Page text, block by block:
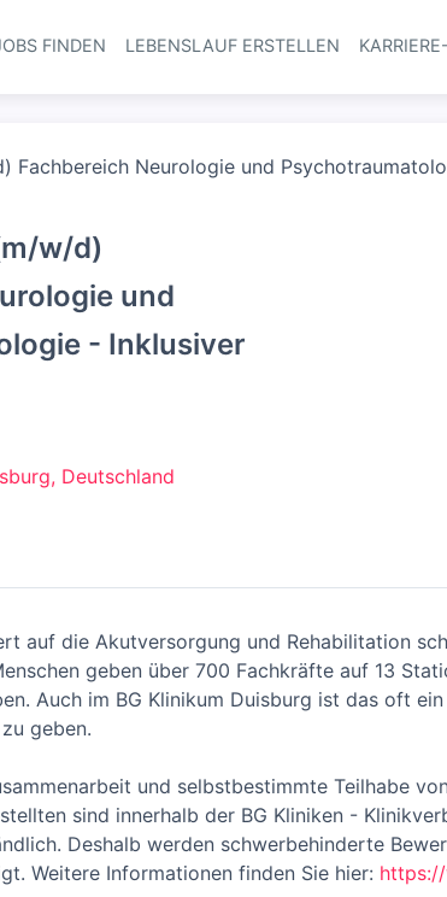
Haupt-
FINDEN LEBENSLAUF ERSTELLEN
Fachbereich Neurologie und
w/d)
und
- Inklusiver
Deutschland
auf die Akutversorgung und Rehabilitation
geben über 700 Fachkräfte auf 13
Auch im BG Klinikum Duisburg ist das oft
geben.
und selbstbestimmte Teilhabe
sind innerhalb der BG Kliniken -
Deshalb werden schwerbehinderte
Weitere Informationen finden Sie hier: